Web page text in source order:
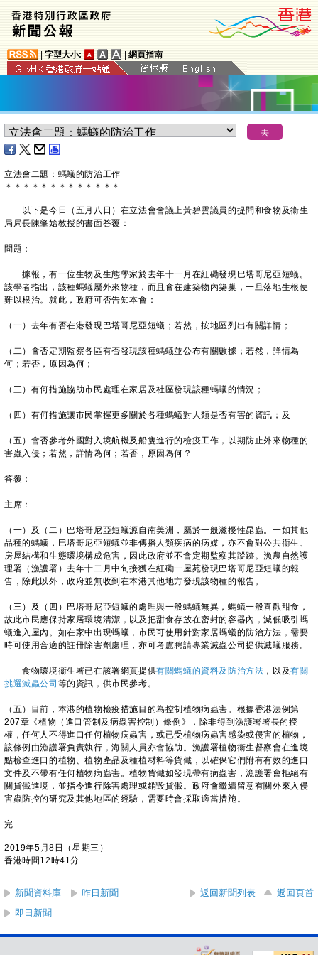
字型大小: 網頁指南
立法會二題：螞蟻的防治工作
＊ ＊ ＊ ＊ ＊ ＊ ＊ ＊ ＊ ＊ ＊ ＊ ＊
以下是今日（五月八日）在立法會會議上黃碧雲議員的提問和食物及衞生
局局長陳肇始教授的書面答覆：
問題：
據報，有一位生物及生態學家於去年十一月在紅磡發現巴塔哥尼亞短蟻。
該學者指出，該種螞蟻屬外來物種，而且會在建築物內築巢，一旦落地生根便
難以根治。就此，政府可否告知本會：
（一）去年有否在港發現巴塔哥尼亞短蟻；若然，按地區列出有關詳情；
（二）會否定期監察各區有否發現該種螞蟻並公布有關數據；若然，詳情為
何；若否，原因為何；
（三）有何措施協助市民處理在家居及社區發現該種螞蟻的情況；
（四）有何措施讓市民掌握更多關於各種螞蟻對人類是否有害的資訊；及
（五）會否參考外國對入境航機及船隻進行的檢疫工作，以期防止外來物種的
害蟲入侵；若然，詳情為何；若否，原因為何？
答覆：
主席：
（一）及（二）巴塔哥尼亞短蟻源自南美洲，屬於一般滋擾性昆蟲。一如其他
品種的螞蟻，巴塔哥尼亞短蟻並非傳播人類疾病的病媒，亦不會對公共衞生、
房屋結構和生態環境構成危害，因此政府並不會定期監察其蹤跡。漁農自然護
理署（漁護署）去年十二月中旬接獲在紅磡一屋苑發現巴塔哥尼亞短蟻的報
告，除此以外，政府並無收到在本港其他地方發現該物種的報告。
（三）及（四）巴塔哥尼亞短蟻的處理與一般螞蟻無異，螞蟻一般喜歡甜食，
故此市民應保持家居環境清潔，以及把甜食存放在密封的容器內，減低吸引螞
蟻進入屋內。如在家中出現螞蟻，市民可使用針對家居螞蟻的防治方法，需要
時可使用合適的註冊除害劑處理，亦可考慮聘請專業滅蟲公司提供滅蟻服務。
食物環境衞生署已在該署網頁提供有關螞蟻的資料及防治方法 ，以及有關
挑選滅蟲公司 等的資訊，供市民參考。
（五）目前，本港的植物檢疫措施目的為控制植物病蟲害。根據香港法例第
207章《植物（進口管制及病蟲害控制）條例》，除非得到漁護署署長的授
權，任何人不得進口任何植物病蟲害，或已受植物病蟲害感染或侵害的植物，
該條例由漁護署負責執行，海關人員亦會協助。漁護署植物衞生督察會在進境
點檢查進口的植物、植物產品及種植材料等貨儎，以確保它們附有有效的進口
文件及不帶有任何植物病蟲害。植物貨儎如發現帶有病蟲害，漁護署會拒絕有
關貨儎進境，並指令進行除害處理或銷毀貨儎。政府會繼續留意有關外來入侵
害蟲防控的研究及其他地區的經驗，需要時會採取適當措施。
完
2019年5月8日（星期三）
香港時間12時41分
新聞資料庫 昨日新聞 返回新聞列表
返回頁首
即日新聞